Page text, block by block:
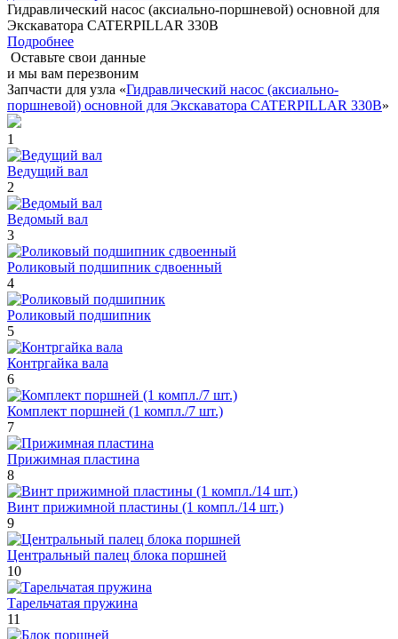
Гидравлический насос (аксиально-поршневой) основной для
Экскаватора CATERPILLAR 330B
Подробнее
Оставьте свои данные
и мы вам перезвоним
Запчасти для узла «Гидравлический насос (аксиально-
поршневой) основной для Экскаватора CATERPILLAR 330B»
1
Ведущий вал
2
Ведомый вал
3
Роликовый подшипник сдвоенный
4
Роликовый подшипник
5
Контргайка вала
6
Комплект поршней (1 компл./7 шт.)
7
Прижимная пластина
8
Винт прижимной пластины (1 компл./14 шт.)
9
Центральный палец блока поршней
10
Тарельчатая пружина
11